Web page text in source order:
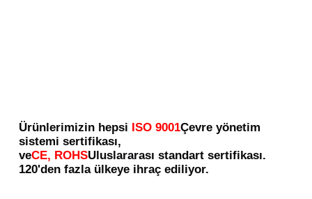
Ürünlerimizin hepsi ISO 9001Çevre yönetim
sistemi sertifikası,
veCE, ROHSUluslararası standart sertifikası.
120'den fazla ülkeye ihraç ediliyor.